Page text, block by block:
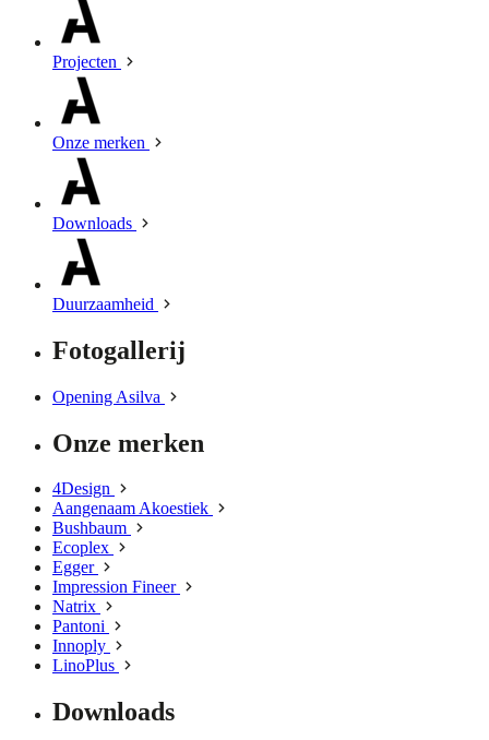
Projecten
Onze merken
Downloads
Duurzaamheid
Fotogallerij
Opening Asilva
Onze merken
4Design
Aangenaam Akoestiek
Bushbaum
Ecoplex
Egger
Impression Fineer
Natrix
Pantoni
Innoply
LinoPlus
Downloads